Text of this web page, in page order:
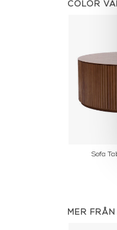
COLOR
Sofa
MER